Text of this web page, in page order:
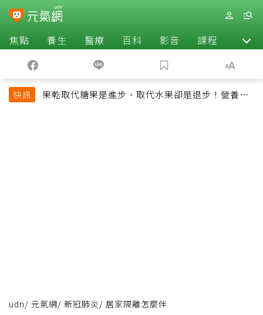
焦點 養生 醫療 百科 影音 課程 退休
快訊
果乾取代糖果是進步、取代水果卻是退步！營養師
udn/ 元氣網/ 新冠肺炎 / 居家隔離怎麼伴